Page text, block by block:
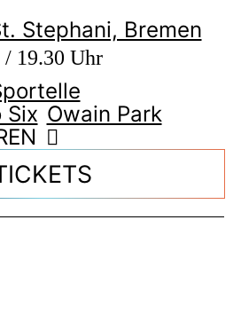
Stephani, Bremen
19.30 Uhr
Six Owain Park